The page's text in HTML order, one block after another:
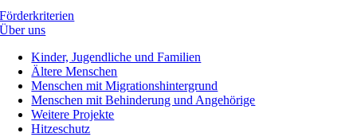
Förderkriterien
Über uns
Kinder, Jugendliche und Familien
Ältere Menschen
Menschen mit Migrationshintergrund
Menschen mit Behinderung und Angehörige
Weitere Projekte
Hitzeschutz